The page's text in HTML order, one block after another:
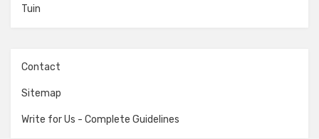
Tuin
Contact
Sitemap
Write for Us - Complete Guidelines